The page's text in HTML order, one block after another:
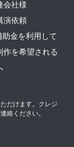
会社様
演依頼
助金を利用して
作を希望される
だけます。クレジ
絡ください。